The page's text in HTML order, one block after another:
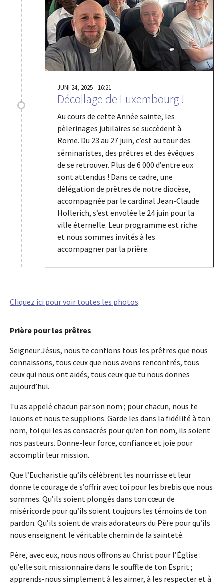
JUNI 24, 2025 - 16:21
Décollage de Luxembourg !
Au cours de cette Année sainte, les
pèlerinages jubilaires se succèdent à
Rome. Du 23 au 27 juin, c’est au tour des
séminaristes, des prêtres et des évêques
de se retrouver. Plus de 6 000 d’entre eux
sont attendus ! Dans ce cadre, une
délégation de prêtres de notre diocèse,
accompagnée par le cardinal Jean-Claude
Hollerich, s’est envolée le 24 juin pour la
ville éternelle. Leur programme est riche
et nous sommes invités à les
accompagner par la prière.
Cliquez ici pour voir toutes les photos.
Prière pour les prêtres
Seigneur Jésus, nous te confions tous les prêtres que nous
connaissons, tous ceux que nous avons rencontrés, tous
ceux qui nous ont aidés, tous ceux que tu nous donnes
aujourd’hui.
Tu as appelé chacun par son nom ; pour chacun, nous te
louons et nous te supplions. Garde les dans la fidélité à ton
nom, toi qui les as consacrés pour qu’en ton nom, ils soient
nos pasteurs. Donne-leur force, confiance et joie pour
accomplir leur mission.
Que l’Eucharistie qu’ils célèbrent les nourrisse et leur
donne le courage de s’offrir avec toi pour les brebis que nous
sommes. Qu’ils soient plongés dans ton cœur de
miséricorde pour qu’ils soient toujours les témoins de ton
pardon. Qu’ils soient de vrais adorateurs du Père pour qu’ils
nous enseignent le véritable chemin de la sainteté.
Père, avec eux, nous nous offrons au Christ pour l’Église :
qu’elle soit missionnaire dans le souffle de ton Esprit ;
apprends-nous simplement à les aimer, à les respecter et à